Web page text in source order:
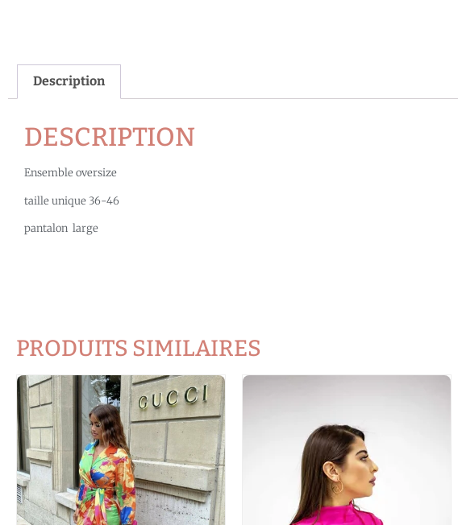
Description
DESCRIPTION
Ensemble oversize
taille unique 36-46
pantalon large
PRODUITS SIMILAIRES